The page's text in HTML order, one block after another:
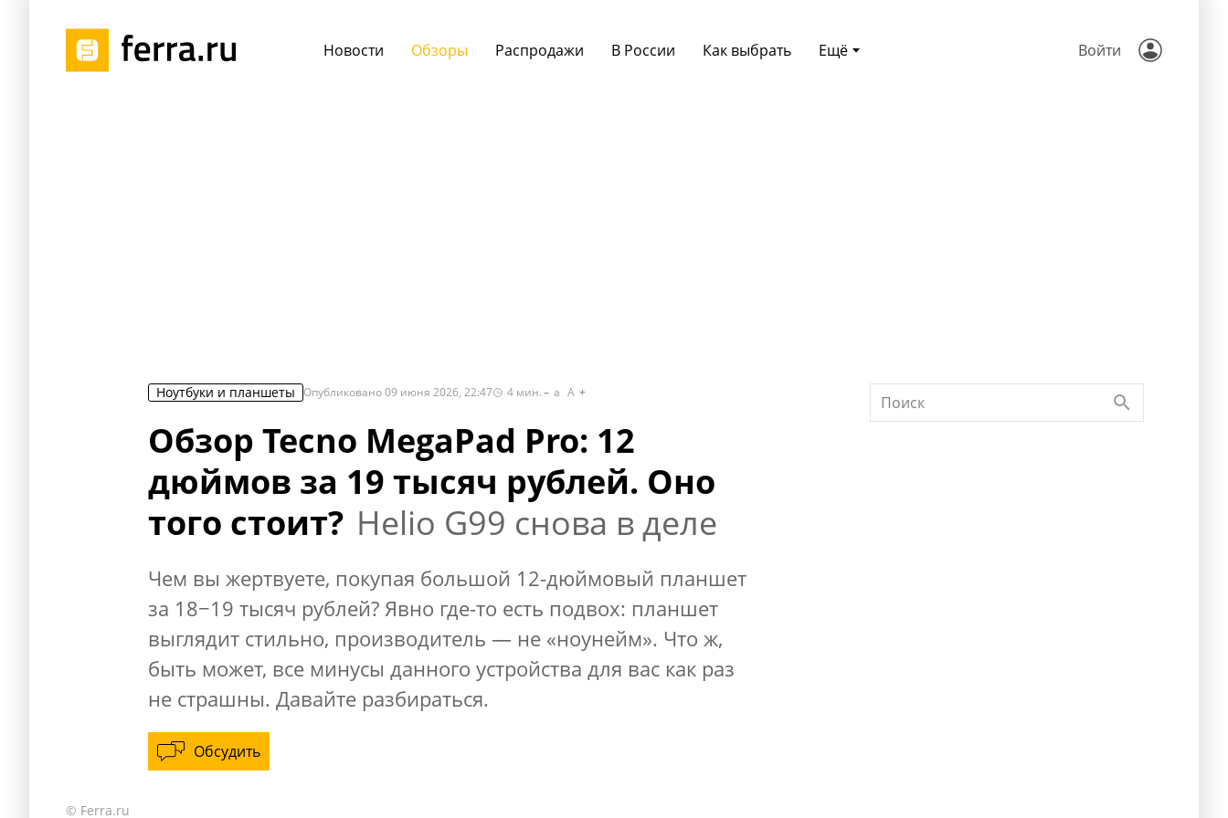
Ещё
Новости Обзоры Распродажи В России Как выбрать Войти
Ноутбуки и планшеты Опубликовано09 июня 2026, 22:47 4 мин. a A
Обзор Tecno MegaPad Pro: 12
дюймов за 19 тысяч рублей. Оно
того стоит? Helio G99 снова в деле
Чем вы жертвуете, покупая большой 12-дюймовый планшет
за 18−19 тысяч рублей? Явно где-то есть подвох: планшет
выглядит стильно, производитель — не «ноунейм». Что ж,
быть может, все минусы данного устройства для вас как раз
не страшны. Давайте разбираться.
Обсудить
© Ferra.ru